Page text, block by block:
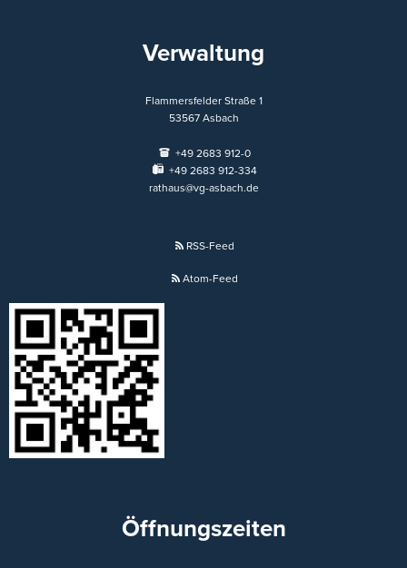
Verwaltung
Flammersfelder Straße 1
53567 Asbach
+49 2683 912-0
+49 2683 912-334
rathaus@vg-asbach.de
RSS-Feed
Atom-Feed
Öffnungszeiten